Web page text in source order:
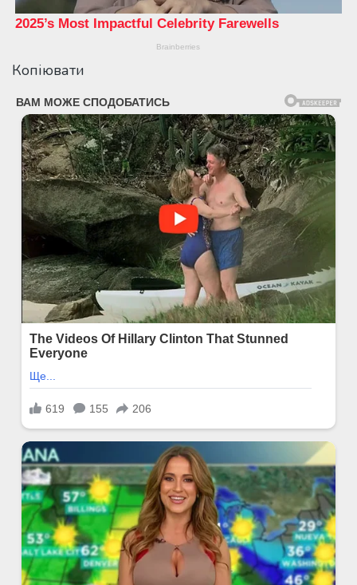
Копіювати